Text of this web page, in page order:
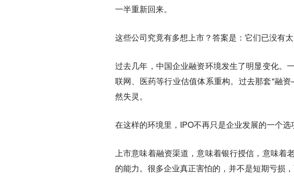
一半重新回来。
这些公司究竟有多想上市？答案是： 它们已没有太
过去几年，中国企业融资环境发生了明显变化。
联网、医药等行业估值体系重构。过去那套"
然失灵。
在这样的环境里，IPO不再只是企业发展的一个选
上市意味着融资渠道，意味着银行授信，意味着
的能力。很多企业真正害怕的，并不是短期亏损，